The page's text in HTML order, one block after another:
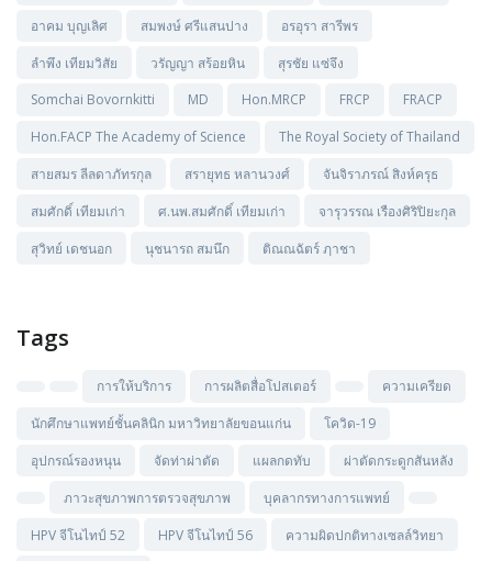
อาคม บุญเลิศ
สมพงษ์ ศรีแสนปาง
อรอุรา สารีพร
ลำพึง เทียมวิสัย
วรัญญา สร้อยหิน
สุรชัย แซ่จึง
Somchai Bovornkitti
MD Hon.MRCP FRCP
FRACP
Hon.FACP The Academy of Science
The Royal Society of Thailand
สายสมร ลีลดาภัทรกุล
สรายุทธ หลานวงศ์
จันจิราภรณ์ สิงห์ครุธ
สมศักดิ์ เทียมเก่า
ศ.นพ.สมศักดิ์ เทียมเก่า
จารุวรรณ เรืองศิริปิยะกุล
สุวิทย์ เดชนอก
นุชนารถ สมนึก ติณณฉัตร์ ฦาชา
Tags
การให้บริการ การผลิตสื่อโปสเตอร์
ความเครียด
นักศึกษาแพทย์ชั้นคลินิก มหาวิทยาลัยขอนแก่น
โควิด-19
อุปกรณ์รองหนุน
จัดท่าผ่าตัด แผลกดทับ
ผ่าตัดกระดูกสันหลัง
ภาวะสุขภาพการตรวจสุขภาพ
บุคลากรทางการแพทย์
HPV จีโนไทป์ 52
HPV จีโนไทป์ 56
ความผิดปกติทางเซลล์วิทยา